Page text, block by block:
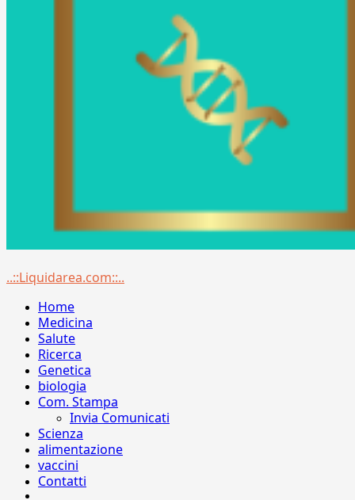
Menu
..::Liquidarea.com::..
Home
Medicina
Salute
Ricerca
Genetica
biologia
Com. Stampa
Invia Comunicati
Scienza
alimentazione
vaccini
Contatti